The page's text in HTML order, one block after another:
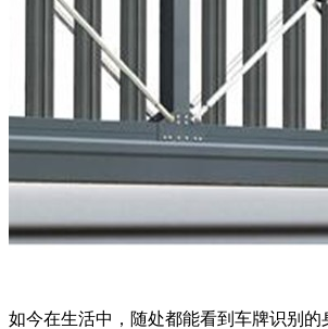
如今在生活中，随处都能看到车牌识别的